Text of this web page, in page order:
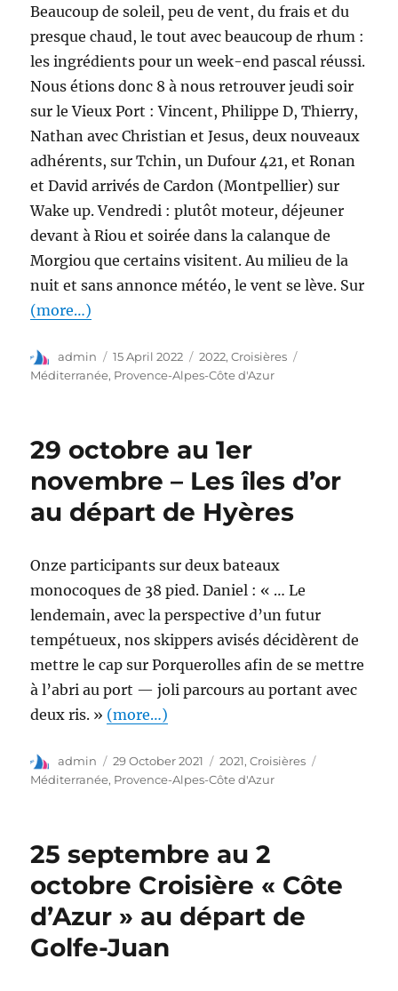
Beaucoup de soleil, peu de vent, du frais et du
presque chaud, le tout avec beaucoup de rhum :
les ingrédients pour un week-end pascal réussi.
Nous étions donc 8 à nous retrouver jeudi soir
sur le Vieux Port : Vincent, Philippe D, Thierry,
Nathan avec Christian et Jesus, deux nouveaux
adhérents, sur Tchin, un Dufour 421, et Ronan
et David arrivés de Cardon (Montpellier) sur
Wake up. Vendredi : plutôt moteur, déjeuner
devant à Riou et soirée dans la calanque de
Morgiou que certains visitent. Au milieu de la
nuit et sans annonce météo, le vent se lève. Sur
(more…)
admin 15 April 2022 2022,Croisières
Méditerranée, Provence-Alpes-Côte d'Azur
29 octobre au 1er
novembre – Les îles d’or
au départ de Hyères
Onze participants sur deux bateaux
monocoques de 38 pied. Daniel : « … Le
lendemain, avec la perspective d’un futur
tempétueux, nos skippers avisés décidèrent de
mettre le cap sur Porquerolles afin de se mettre
à l’abri au port — joli parcours au portant avec
deux ris. » (more…)
admin 29 October 2021 2021,Croisières
Méditerranée, Provence-Alpes-Côte d'Azur
25 septembre au 2
octobre Croisière « Côte
d’Azur » au départ de
Golfe-Juan